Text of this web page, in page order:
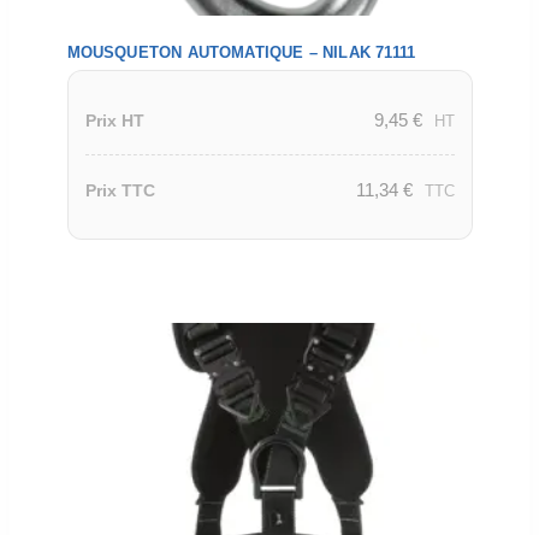
MOUSQUETON AUTOMATIQUE – NILAK 71111
Prix HT 9,45 € HT
Prix TTC 11,34 € TTC